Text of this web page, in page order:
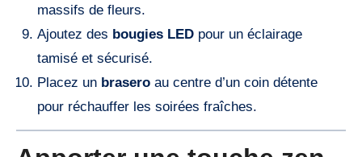
massifs de fleurs.
Ajoutez des bougies LEDpour un éclairage
tamisé et sécurisé.
Placez un braseroau centre d’un coin détente
pour réchauffer les soirées fraîches.